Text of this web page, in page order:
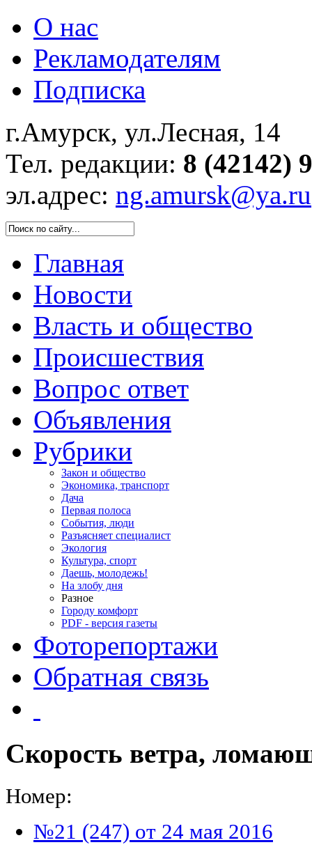
О нас
Рекламодателям
Подписка
г.Амурск, ул.Лесная, 14
Тел. редакции: 8 (42142)
эл.адрес: ng.amursk@ya.ru
Главная
Новости
Власть и общество
Происшествия
Вопрос ответ
Объявления
Рубрики
Закон и общество
Экономика, транспорт
Дача
Первая полоса
События, люди
Разъясняет специалист
Экология
Культура, спорт
Даешь, молодежь!
На злобу дня
Разное
Городу комфорт
PDF - версия газеты
Фоторепортажи
Обратная связь
Скорость ветра,
Номер:
№21 (247) от 24 мая 2016